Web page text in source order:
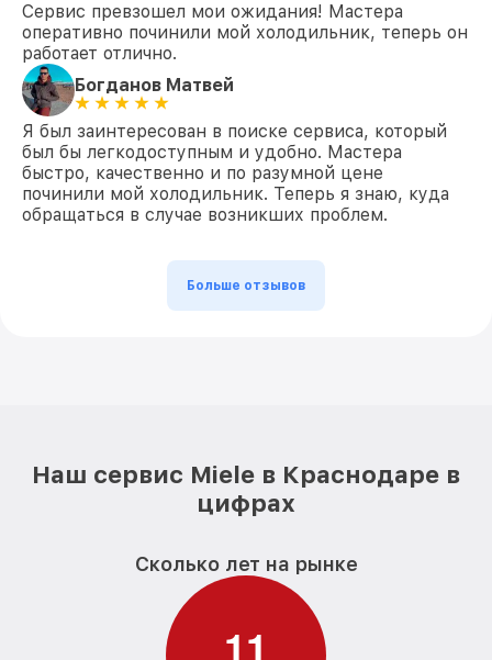
Сервис превзошел мои ожидания! Мастера
оперативно починили мой холодильник, теперь он
работает отлично.
Богданов Матвей
Я был заинтересован в поиске сервиса, который
был бы легкодоступным и удобно. Мастера
быстро, качественно и по разумной цене
починили мой холодильник. Теперь я знаю, куда
обращаться в случае возникших проблем.
Больше отзывов
Наш сервис Miele в Краснодаре в
цифрах
Сколько лет на рынке
11